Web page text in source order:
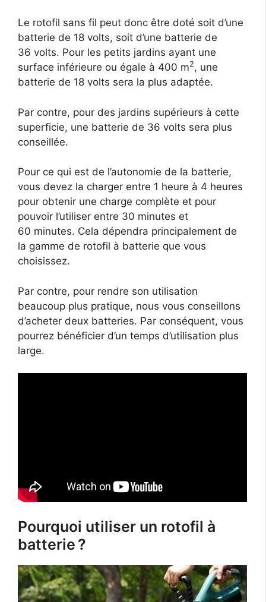
Le rotofil sans fil peut donc être doté soit d’une
batterie de 18 volts, soit d’une batterie de
36 volts. Pour les petits jardins ayant une
surface inférieure ou égale à 400 m2, une
batterie de 18 volts sera la plus adaptée.
Par contre, pour des jardins supérieurs à cette
superficie, une batterie de 36 volts sera plus
conseillée.
Pour ce qui est de l’autonomie de la batterie,
vous devez la charger entre 1 heure à 4 heures
pour obtenir une charge complète et pour
pouvoir l’utiliser entre 30 minutes et
60 minutes. Cela dépendra principalement de
la gamme de rotofil à batterie que vous
choisissez.
Par contre, pour rendre son utilisation
beaucoup plus pratique, nous vous conseillons
d’acheter deux batteries. Par conséquent, vous
pourrez bénéficier d’un temps d’utilisation plus
large.
Pourquoi utiliser un rotofil à
batterie ?